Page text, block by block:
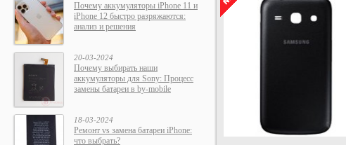
Почему аккумуляторы iPhone 11 и
iPhone 12 быстро разряжаются:
анализ и решения
20-03-2024
Почему выбирать наши
аккумуляторы для Sony: Процесс
замены батареи в by-mobile
18-03-2024
Ремонт vs замена батареи iPhone:
что выбрать?